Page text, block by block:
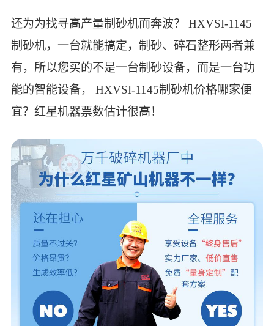
还为为找寻高产量制砂机而奔波？ HXVSI-1145
制砂机，一台就能搞定，制砂、碎石整形两者兼
有，所以您买的不是一台制砂设备，而是一台功
能的智能设备， HXVSI-1145制砂机价格哪家便
宜？红星机器票数估计很高！